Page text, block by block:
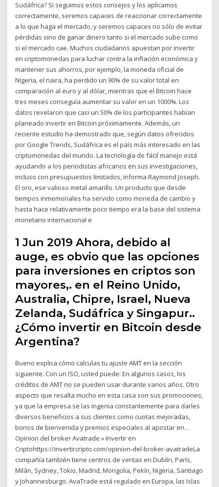
Sudáfrica? Si seguimos estos consejos y los aplicamos
correctamente, seremos capaces de reaccionar correctamente
a lo que haga el mercado, y seremos capaces no sólo de evitar
pérdidas sino de ganar dinero tanto si el mercado sube como
si el mercado cae. Muchos ciudadanos apuestan por invertir
en criptomonedas para luchar contra la inflación económica y
mantener sus ahorros, por ejemplo, la moneda oficial de
Nigeria, el naira, ha perdido un 90% de su valor total en
comparación al euro y al dólar, mientras que el Bitcoin hace
tres meses conseguía aumentar su valor en un 1000%. Los
datos revelaron que casi un 50% de los participantes habían
planeado invertir en Bitcoin próximamente. Además, un
reciente estudio ha demostrado que, según datos ofrecidos
por Google Trends, Sudáfrica es el país más interesado en las
criptomonedas del mundo. La tecnología de fácil manejo está
ayudando a los periodistas africanos en sus investigaciones,
incluso con presupuestos limitados, informa Raymond Joseph.
El oro, ese valioso metal amarillo. Un producto que desde
tiempos inmemoriales ha servido como moneda de cambio y
hasta hace relativamente poco tiempo era la base del sistema
monetario internacional e
1 Jun 2019 Ahora, debido al
auge, es obvio que las opciones
para inversiones en criptos son
mayores,. en el Reino Unido,
Australia, Chipre, Israel, Nueva
Zelanda, Sudáfrica y Singapur..
¿Cómo invertir en Bitcoin desde
Argentina?
Bueno explica cómo calculas tu ajuste AMT en la sección
siguiente. Con un ISO, usted puede: En algunos casos, los
créditos de AMT no se pueden usar durante varios años. Otro
aspecto que resalta mucho en esta casa son sus promociones,
ya que la empresa se las ingenia constantemente para darles
diversos beneficios a sus clientes como cuotas mejoradas,
bonos de bienvenida y premios especiales al apostar en…
Opinion del broker Avatrade » Invertir en
Criptohttps://invertircripto.com/opinion-del-broker-avatradeLa
compañía también tiene centros de ventas en Dublín, París,
Milán, Sydney, Tokio, Madrid, Mongolia, Pekín, Nigeria, Santiago
y Johannesburgo. AvaTrade está regulado en Europa, las Islas